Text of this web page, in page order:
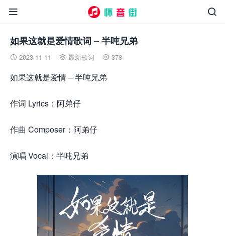


如果这就是爱情歌词 – 半吨兄弟
 2023-11-11  最新歌词  378
如果这就是爱情 – 半吨兄弟
作词 Lyrics：阿弟仔
作曲 Composer：阿弟仔
演唱 Vocal：半吨兄弟